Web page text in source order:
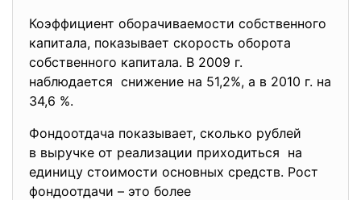
Коэффициент оборачиваемости собственного
капитала, показывает скорость оборота
собственного капитала. В 2009 г.
наблюдается снижение на 51,2%, а в 2010 г. на
34,6 %.
Фондоотдача показывает, сколько рублей
в выручке от реализации приходиться на
единицу стоимости основных средств. Рост
фондоотдачи – это более